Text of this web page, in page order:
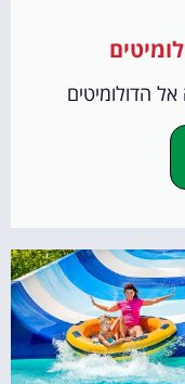
אל הדולומיטים